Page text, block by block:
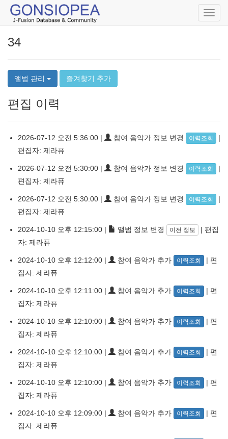
34
앨범 관리 즐겨찾기 추가
편집 이력
2026-07-12 오전 5:36:00 | 참여 음악가 정보 변경 이력조회
|
편집자: 제라퓨
2026-07-12 오전 5:30:00 | 참여 음악가 정보 변경 이력조회
|
편집자: 제라퓨
2026-07-12 오전 5:30:00 | 참여 음악가 정보 변경 이력조회
|
편집자: 제라퓨
2024-10-10 오후 12:15:00 | 앨범 정보 변경 이전 정보
| 편집
자: 제라퓨
2024-10-10 오후 12:12:00 | 참여 음악가 추가 이력조회
| 편
집자: 제라퓨
2024-10-10 오후 12:11:00 | 참여 음악가 추가 이력조회
| 편
집자: 제라퓨
2024-10-10 오후 12:10:00 | 참여 음악가 추가 이력조회
| 편
집자: 제라퓨
2024-10-10 오후 12:10:00 | 참여 음악가 추가 이력조회
| 편
집자: 제라퓨
2024-10-10 오후 12:10:00 | 참여 음악가 추가 이력조회
| 편
집자: 제라퓨
2024-10-10 오후 12:09:00 | 참여 음악가 추가 이력조회
| 편
집자: 제라퓨